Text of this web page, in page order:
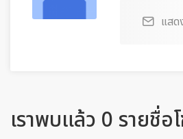
แสด
เราพบแล้ว 0 รายชื่